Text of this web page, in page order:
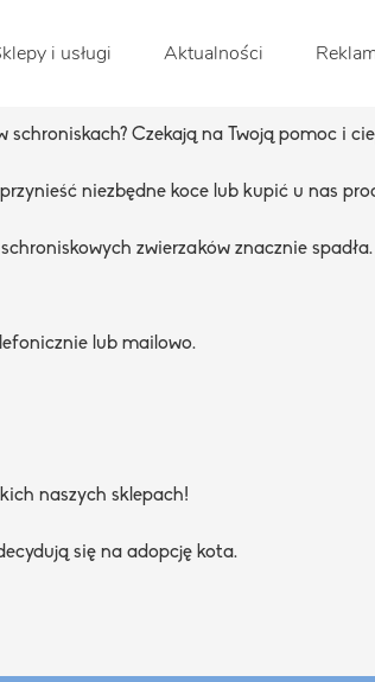
i usługi Aktualności
Czekają na Twoją pomoc i
niezbędne koce lub kupić u nas
zwierzaków znacznie
lub mailowo.
naszych sklepach!
się na adopcję kota.